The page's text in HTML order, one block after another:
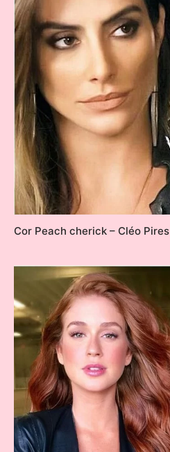
Cor Peach cherick – Cléo Pires